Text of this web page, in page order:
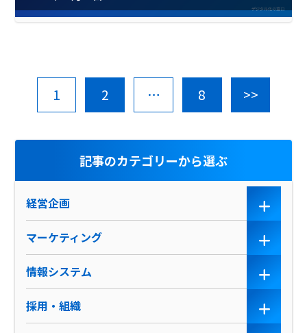
1 2 … 8 >>
記事のカテゴリーから選ぶ
経営企画
マーケティング
情報システム
採用・組織